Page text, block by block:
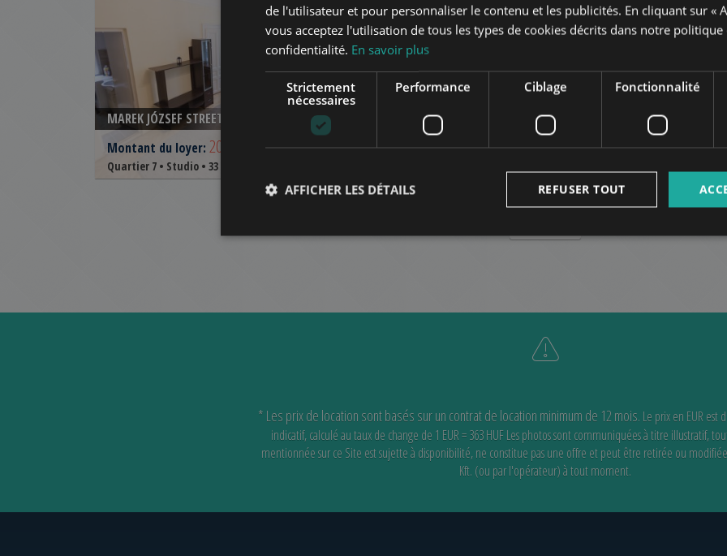
MAREK JÓZSEF STREET
Montant du loyer: 200.000 HUF(€550)
Quartier 7 • Studio • 33 m
WESSELÉNYI UTCA
Montant du loyer:240.000 HUF(€660)
* Les prix de location sont basés sur un contrat de location minimum de 12 mois. Le prix en EUR
indicatif, calculé au taux de change de 1 EUR = 363 HUFLes photos sont communiquées à titre illustratif,
mentionnée sur ce Site est sujette à disponibilité,ne constitue pas une offre et peut être retirée ou
Kft. (ou par l'opérateur) à tout moment.
de l'utilisateur et pour personnaliser le contenu et les publicités. En cliquant sur «
vous acceptez l'utilisation de tous les types de cookies décrits dans notre politique
confidentialité. En savoir plus
Strictement
nécessaires
Performance Ciblage Fonctionnalité
REFUSER TOUT
AFFICHER LES DÉTAILS